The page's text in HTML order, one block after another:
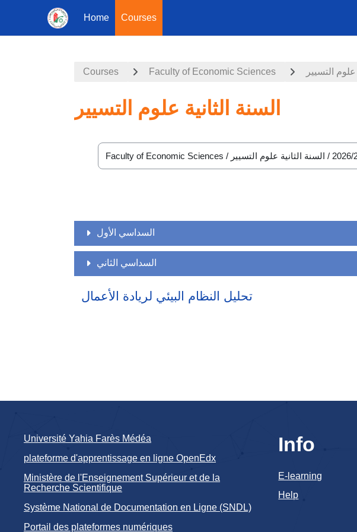
Home Courses
Courses Faculty of Economic Sciences علوم التسيير
السنة الثانية علوم التسيير
Course categories
السداسي الأول
السداسي الثاني
تحليل النظام البيئي لريادة الأعمال
Université Yahia Farès Médéa
plateforme d'apprentissage en ligne OpenEdx
Ministère de l'Enseignement Supérieur et de la
Recherche Scientifique
Système National de Documentation en Ligne (SNDL)
Portail des plateformes numériques
Info
E-learning
Help